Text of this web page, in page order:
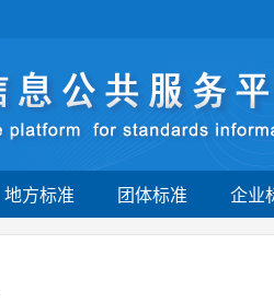
地方标准 团体标准 企业